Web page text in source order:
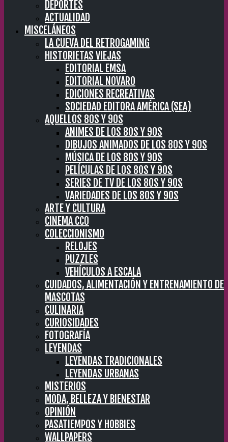
DEPORTES
ACTUALIDAD
MISCELÁNEOS
LA CUEVA DEL RETROGAMING
HISTORIETAS VIEJAS
EDITORIAL EMSA
EDITORIAL NOVARO
EDICIONES RECREATIVAS
SOCIEDAD EDITORA AMÉRICA (SEA)
AQUELLOS 80S Y 90S
ANIMES DE LOS 80S Y 90S
DIBUJOS ANIMADOS DE LOS 80S Y 90S
MÚSICA DE LOS 80S Y 90S
PELÍCULAS DE LOS 80S Y 90S
SERIES DE TV DE LOS 80S Y 90S
VARIEDADES DE LOS 80S Y 90S
ARTE Y CULTURA
CINEMA CC0
COLECCIONISMO
RELOJES
PUZZLES
VEHÍCULOS A ESCALA
CUIDADOS, ALIMENTACIÓN Y ENTRENAMIENTO DE
MASCOTAS
CULINARIA
CURIOSIDADES
FOTOGRAFÍA
LEYENDAS
LEYENDAS TRADICIONALES
LEYENDAS URBANAS
MISTERIOS
MODA, BELLEZA Y BIENESTAR
OPINIÓN
PASATIEMPOS Y HOBBIES
WALLPAPERS